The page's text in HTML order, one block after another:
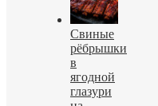
Свиные
рёбрышки
в
ягодной
глазури